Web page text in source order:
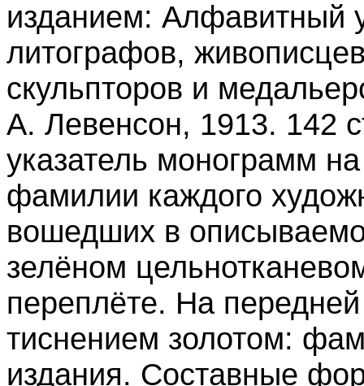
изданием: Алфавитный
литографов,
скульпторов и
А. Левенсон, 1913. 142
указатель монограмм
фамилии каждого
вошедших в
зелёном
переплёте. На
тиснением золотом:
издания. Составные